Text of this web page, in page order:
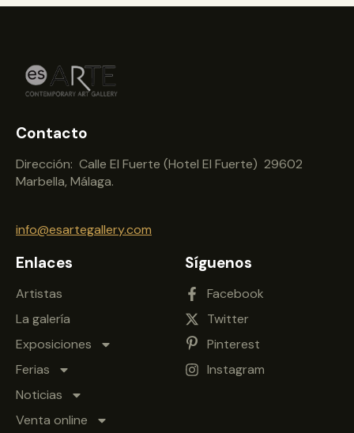
Contacto
Dirección: Calle El Fuerte (Hotel El Fuerte) 29602
Marbella, Málaga.
info@esartegallery.com
Enlaces
Artistas
La galería
Exposiciones
Ferias
Noticias
Venta online
Síguenos
Facebook
Twitter
Pinterest
Instagram